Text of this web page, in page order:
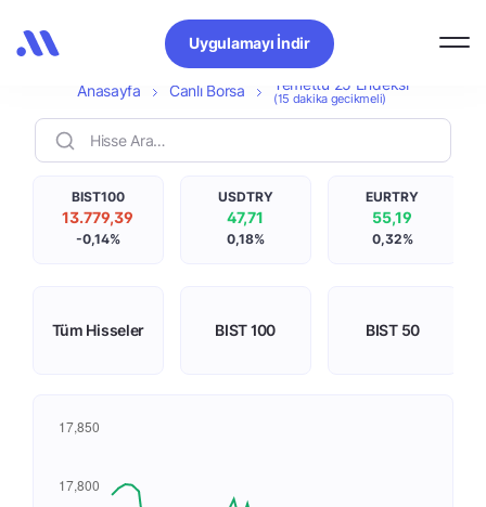
Uygulamayı İndir
Temettü 25 Endeksi
Anasayfa Canlı Borsa Temettü 25 Endeksi
(15 dakika gecikmeli)
BIST100
13.779,39
-0,14%
USDTRY
47,71
0,18%
EURTRY
55,19
0,32%
Tüm Hisseler BIST 100 BIST 50